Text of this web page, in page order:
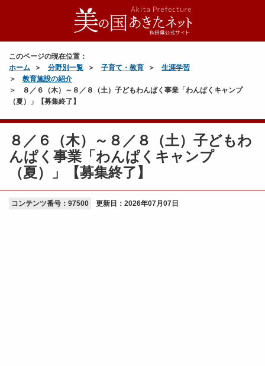
このページの現在位置：
ホーム
分野別一覧 子育て・教育
生涯学習
教育施設の紹介
８／６（木）～８／８（土）子どもわんぱく事業「わんぱくキャンプ
（夏）」【募集終了】
８／６（木）～８／８（土）子どもわ
んぱく事業「わんぱくキャンプ
（夏）」【募集終了】
コンテンツ番号：97500 更新日： 2026年07月07日